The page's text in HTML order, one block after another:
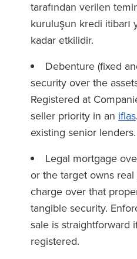
tarafından verilen
kuruluşun kredi itibarı
kadar etkilidir.
Debenture (fixed
security over the
Registered at
seller priority in an iflas
existing senior lenders.
Legal mortgage
or the target owns
charge over that
tangible security.
sale is straightforward
registered.